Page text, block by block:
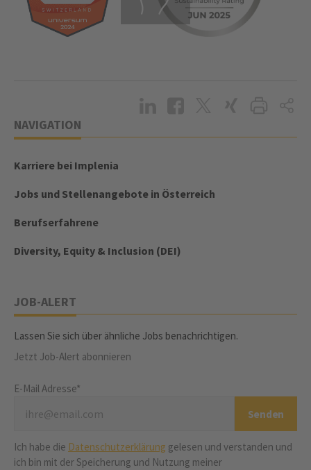
NAVIGATION
Karriere bei Implenia
Jobs und Stellenangebote in Österreich
Berufserfahrene
Diversity, Equity & Inclusion (DEI)
JOB-ALERT
Lassen Sie sich über ähnliche Jobs benachrichtigen.
Jetzt Job-Alert abonnieren
E-Mail Adresse*
Ich habe die Datenschutzerklärung gelesen und verstanden und
ich bin mit der Speicherung und Nutzung meiner